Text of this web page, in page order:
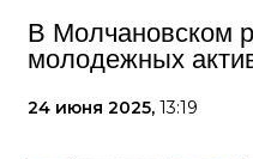
В Молчановском
молодежных
24 июня 2025, 13:19